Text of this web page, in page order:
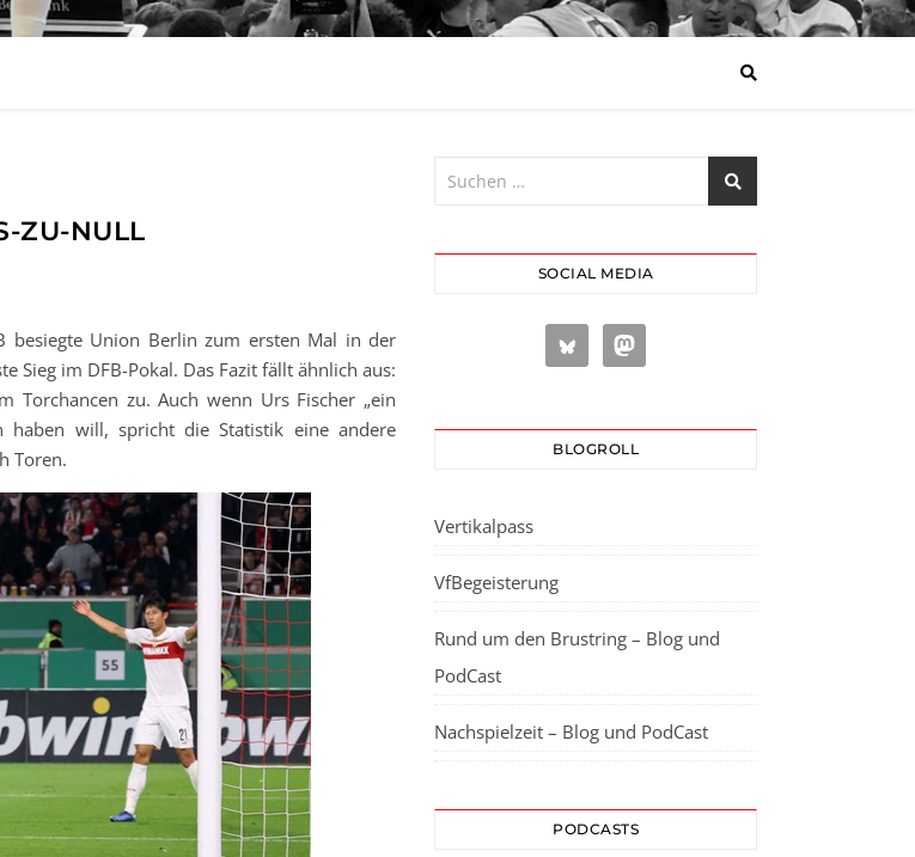
ZU-NULL
besiegte Union Berlin zum ersten Mal in der
Sieg im DFB-Pokal. Das Fazit fällt ähnlich aus:
Torchancen zu. Auch wenn Urs Fischer „ein
haben will, spricht die Statistik eine andere
Toren.
SOCIAL MEDIA
BLOGROLL
Vertikalpass
VfBegeisterung
Rund um den Brustring – Blog und
PodCast
Nachspielzeit – Blog und PodCast
PODCASTS